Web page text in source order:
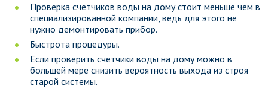
Проверка счетчиков воды на дому стоит меньше чем в
специализированной компании, ведь для этого не
нужно демонтировать прибор.
Быстрота процедуры.
Если проверить счетчики воды на дому можно в
большей мере снизить вероятность выхода из строя
старой системы.